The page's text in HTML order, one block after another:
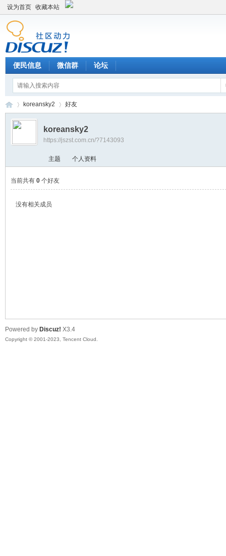
设为首页 收藏本站
便民信息 微信群 论坛
›
koreansky2 好友
koreansky2
https://jszst.com.cn/?7143093
主题 个人资料
当前共有 0个好友
没有相关成员
Powered by Discuz! X3.4
Copyright © 2001-2023, Tencent Cloud.